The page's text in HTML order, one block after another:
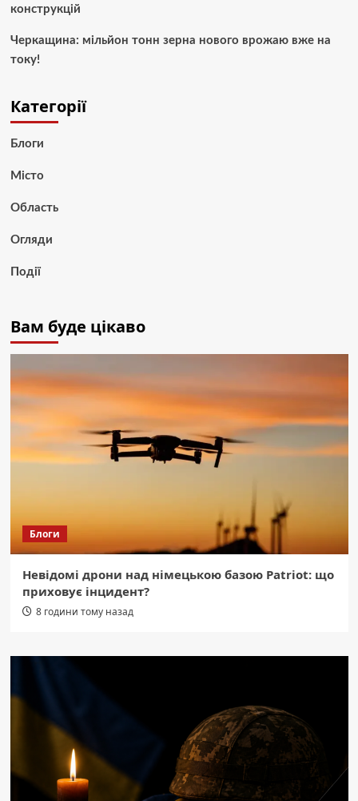
конструкцій
Черкащина: мільйон тонн зерна нового врожаю вже на
току!
Категорії
Блоги
Місто
Область
Огляди
Події
Вам буде цікаво
Блоги
Невідомі дрони над німецькою базою Patriot: що
приховує інцидент?
8 години тому назад